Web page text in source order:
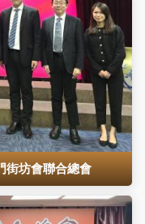
街坊會聯合總會